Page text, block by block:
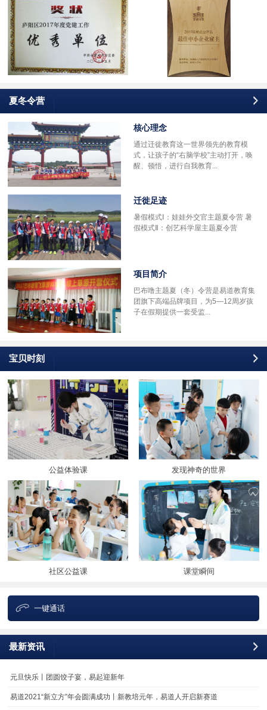
夏冬令营
核心理念
通过迁徙教育这一世界领先的教育模
式，让孩子的“右脑学校”主动打开，唤
醒、顿悟，进行自我教育...
迁徙足迹
暑假模式Ⅰ：娃娃外交官主题夏令营 暑
假模式Ⅱ：创艺科学屋主题夏令营
项目简介
巴布噜主题夏（冬）令营是易道教育集
团旗下高端品牌项目，为5—12周岁孩
子在假期提供一套受监...
宝贝时刻
更
公益体验课 发现神奇的世界
社区公益课 课堂瞬间
一键通话
最新资讯
元旦快乐丨团圆饺子宴，易起迎新年
易道2021“新立方”年会圆满成功丨新教培元年，易道人开启新赛道